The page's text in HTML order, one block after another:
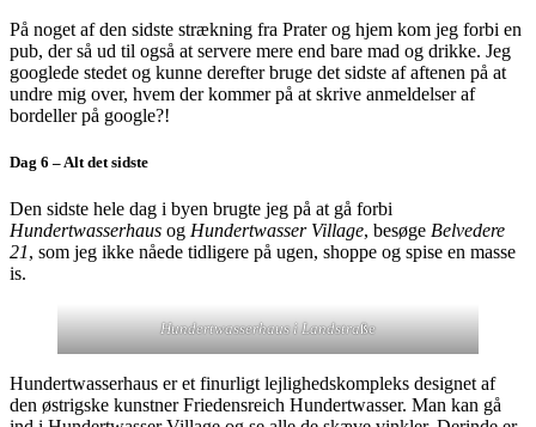
På noget af den sidste strækning fra Prater og hjem kom jeg forbi en
pub, der så ud til også at servere mere end bare mad og drikke. Jeg
googlede stedet og kunne derefter bruge det sidste af aftenen på at
undre mig over, hvem der kommer på at skrive anmeldelser af
bordeller på google?!
Dag 6 – Alt det sidste
Den sidste hele dag i byen brugte jeg på at gå forbi
Hundertwasserhaus og Hundertwasser Village, besøge Belvedere
21, som jeg ikke nåede tidligere på ugen, shoppe og spise en masse
is.
Hundertwasserhaus i Landstraße
Hundertwasserhaus er et finurligt lejlighedskompleks designet af
den østrigske kunstner Friedensreich Hundertwasser. Man kan gå